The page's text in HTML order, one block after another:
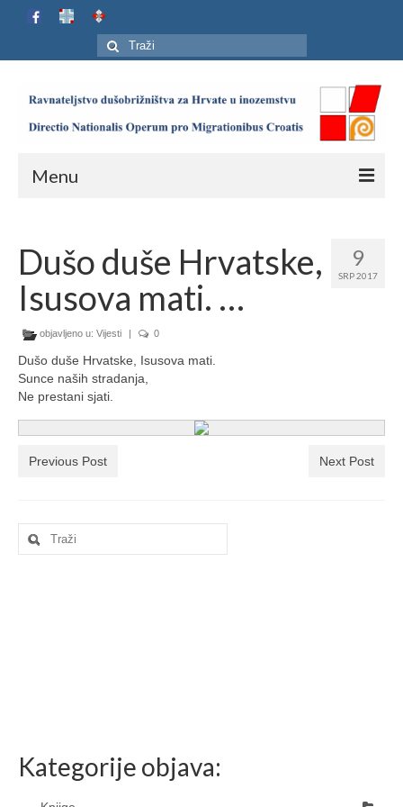
Search
for:
Menu
Ustroj
Adresar
Karta
Jubilej HIP-a
Ljetna škola
9
SRP 2017
Dušo duše Hrvatske,
Isusova mati. …
objavljeno u: Vijesti | 0
Dušo duše Hrvatske, Isusova mati.
Sunce naših stradanja,
Ne prestani sjati.
Previous Post Next Post
Search
for:
Kategorije objava: